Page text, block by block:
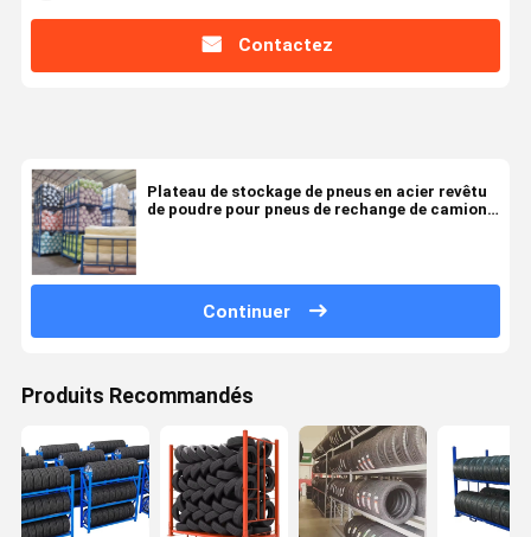
Contactez
Plateau de stockage de pneus en acier revêtu
de poudre pour pneus de rechange de camions
Continuer
Produits Recommandés